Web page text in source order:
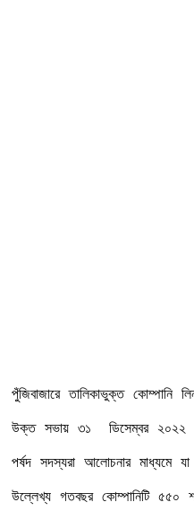
পুঁজিবাজারে তালিকাভুক্ত
উক্ত সভায় ৩১  ডিসেম্বর ২০২২
পর্ষদ সদস্যরা আলোচনার মাধ্যমে
উল্লেখ্য গতবছর কোম্পানিটি ৫৫০